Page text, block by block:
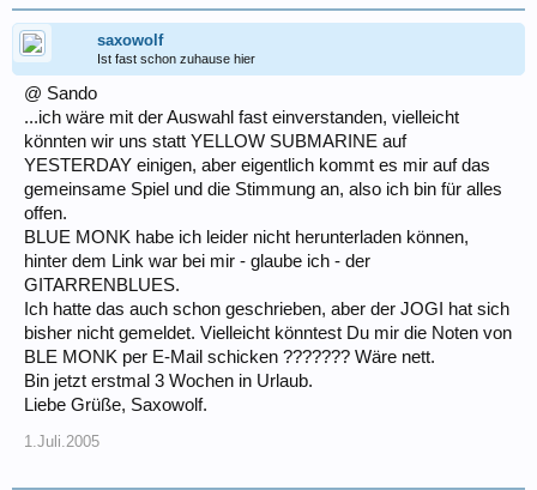
saxowolf
Ist fast schon zuhause hier
@ Sando
...ich wäre mit der Auswahl fast einverstanden, vielleicht
könnten wir uns statt YELLOW SUBMARINE auf
YESTERDAY einigen, aber eigentlich kommt es mir auf das
gemeinsame Spiel und die Stimmung an, also ich bin für alles
offen.
BLUE MONK habe ich leider nicht herunterladen können,
hinter dem Link war bei mir - glaube ich - der
GITARRENBLUES.
Ich hatte das auch schon geschrieben, aber der JOGI hat sich
bisher nicht gemeldet. Vielleicht könntest Du mir die Noten von
BLE MONK per E-Mail schicken ??????? Wäre nett.
Bin jetzt erstmal 3 Wochen in Urlaub.
Liebe Grüße, Saxowolf.
1.Juli.2005